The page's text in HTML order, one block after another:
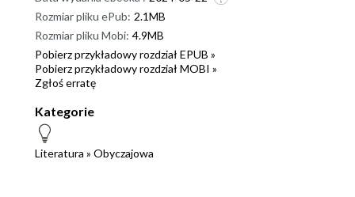
Rozmiar pliku ePub: 2.1MB
Rozmiar pliku Mobi: 4.9MB
Pobierz przykładowy rozdział EPUB »
Pobierz przykładowy rozdział MOBI »
Zgłoś erratę
Kategorie
Literatura » Obyczajowa